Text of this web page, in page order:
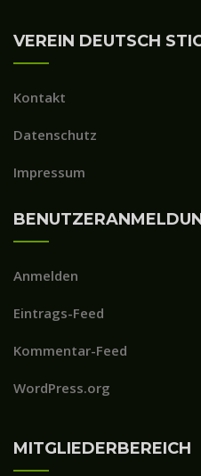
VEREIN DEUTSCH
Kontakt
Datenschutz
Impressum
Anmelden
Eintrags-Feed
Kommentar-Feed
WordPress.org
MITGLIEDERBEREICH